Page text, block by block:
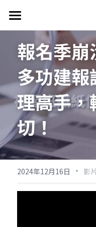
關於我們
補習班管理系統
功能介紹
補習班教務管理
補習班收費帳
補習班形象網站
補習班專屬APP
價格方案
補教系統專欄
影片專區
最新消息
報名季
多功建報
理高手，
切！
2024年12月16日 · 影